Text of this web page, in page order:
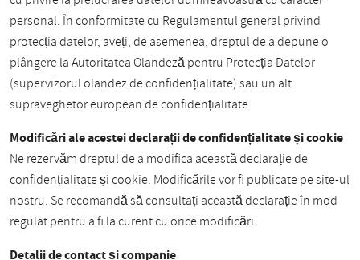
personal. În conformitate cu Regulamentul general privind
protecția datelor, aveți, de asemenea, dreptul de a depune o
plângere la Autoritatea Olandeză pentru Protecția Datelor
(supervizorul olandez de confidențialitate) sau un alt
supraveghetor european de confidențialitate.
Modificări ale acestei declarații de confidențialitate și cookie
Ne rezervăm dreptul de a modifica această declarație de
confidențialitate și cookie. Modificările vor fi publicate pe site-ul
nostru. Se recomandă să consultați această declarație în mod
regulat pentru a fi la curent cu orice modificări.
Detalii de contact și companie